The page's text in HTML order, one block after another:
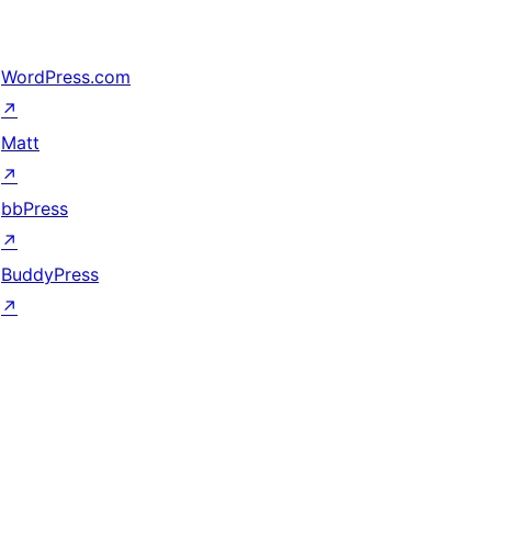
WordPress.com
↗
Matt
↗
bbPress
↗
BuddyPress
↗